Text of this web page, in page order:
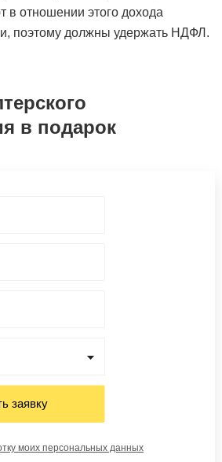
в отношении этого дохода
поэтому должны удержать НДФЛ.
в подарок
заявку
моих персональных данных